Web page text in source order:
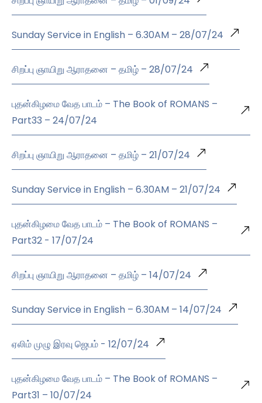
Sunday Service in English – 6.30AM – 28/07/24
சிறப்பு ஞாயிறு ஆராதனை – தமிழ் – 28/07/24
புதன்கிழமை வேத பாடம் – The Book of ROMANS –
Part33 – 24/07/24
சிறப்பு ஞாயிறு ஆராதனை – தமிழ் – 21/07/24
Sunday Service in English – 6.30AM – 21/07/24
புதன்கிழமை வேத பாடம் – The Book of ROMANS –
Part32 - 17/07/24
சிறப்பு ஞாயிறு ஆராதனை – தமிழ் – 14/07/24
Sunday Service in English – 6.30AM – 14/07/24
ஏலிம் முழு இரவு ஜெபம் - 12/07/24
புதன்கிழமை வேத பாடம் – The Book of ROMANS –
Part31 – 10/07/24